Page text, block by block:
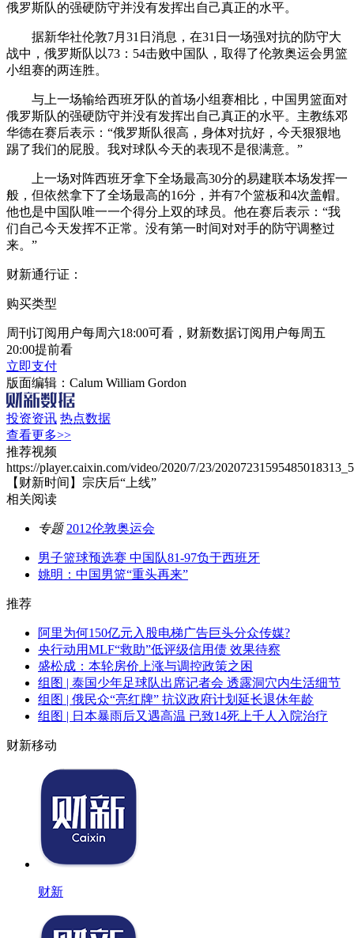
俄罗斯队的强硬防守并没有发挥出自己真正的水平。
据新华社伦敦7月31日消息，在31日一场强对抗的防守大
战中，俄罗斯队以73：54击败中国队，取得了伦敦奥运会男篮
小组赛的两连胜。
与上一场输给西班牙队的首场小组赛相比，中国男篮面对
俄罗斯队的强硬防守并没有发挥出自己真正的水平。主教练邓
华德在赛后表示：“俄罗斯队很高，身体对抗好，今天狠狠地
踢了我们的屁股。我对球队今天的表现不是很满意。”
上一场对阵西班牙拿下全场最高30分的易建联本场发挥一
般，但依然拿下了全场最高的16分，并有7个篮板和4次盖帽。
他也是中国队唯一一个得分上双的球员。他在赛后表示：“我
们自己今天发挥不正常。没有第一时间对对手的防守调整过
来。”
财新通行证：
购买类型
周刊订阅用户每周六18:00可看，财新数据订阅用户每周五
20:00提前看
立即支付
版面编辑：Calum William Gordon
投资资讯 热点数据
查看更多>>
推荐视频
https://player.caixin.com/video/2020/7/23/
【财新时间】宗庆后“上线”
相关阅读
专题 2012伦敦奥运会
男子篮球预选赛 中国队81-97负于西班牙
姚明：中国男篮“重头再来”
推荐
阿里为何150亿元入股电梯广告巨头分众传媒?
央行动用MLF“救助”低评级信用债 效果待察
盛松成：本轮房价上涨与调控政策之困
组图 | 泰国少年足球队出席记者会 透露洞穴内生活细节
组图 | 俄民众“亮红牌” 抗议政府计划延长退休年龄
组图 | 日本暴雨后又遇高温 已致14死上千人入院治疗
财新移动
财新